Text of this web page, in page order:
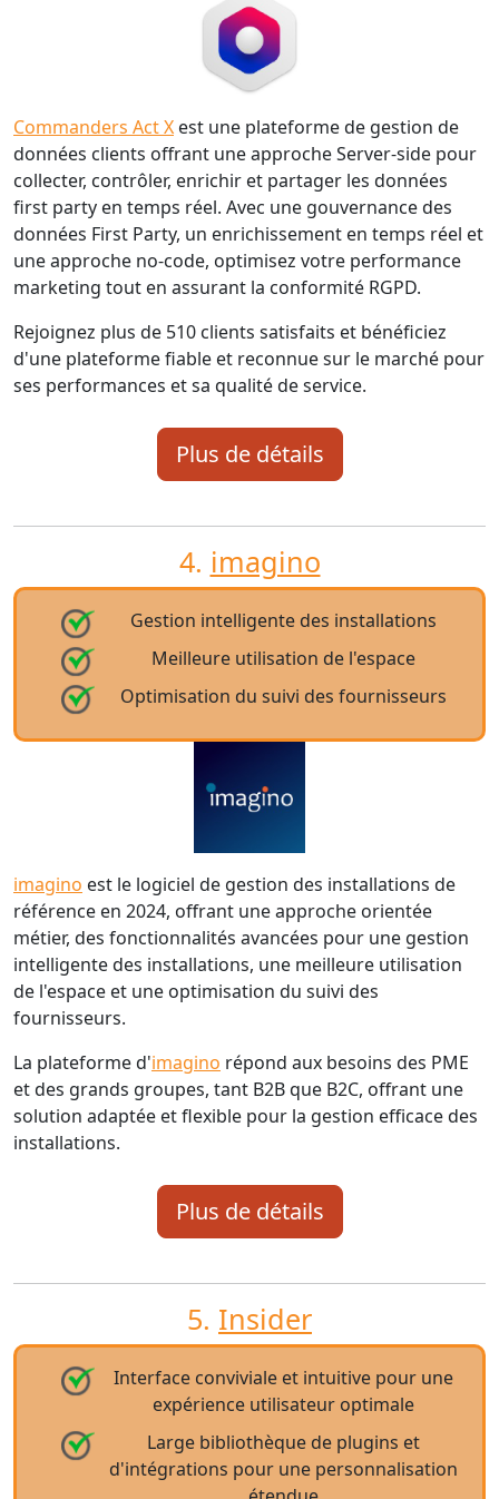
Commanders Act X est une plateforme de gestion de
données clients offrant une approche Server-side pour
collecter, contrôler, enrichir et partager les données
first party en temps réel. Avec une gouvernance des
données First Party, un enrichissement en temps réel et
une approche no-code, optimisez votre performance
marketing tout en assurant la conformité RGPD.
Rejoignez plus de 510 clients satisfaits et bénéficiez
d'une plateforme fiable et reconnue sur le marché pour
ses performances et sa qualité de service.
Plus de détails
4. imagino
Gestion intelligente des installations
Meilleure utilisation de l'espace
Optimisation du suivi des fournisseurs
imagino est le logiciel de gestion des installations de
référence en 2024, offrant une approche orientée
métier, des fonctionnalités avancées pour une gestion
intelligente des installations, une meilleure utilisation
de l'espace et une optimisation du suivi des
fournisseurs.
La plateforme d'imagino répond aux besoins des PME
et des grands groupes, tant B2B que B2C, offrant une
solution adaptée et flexible pour la gestion efficace des
installations.
Plus de détails
5. Insider
Interface conviviale et intuitive pour une
expérience utilisateur optimale
Large bibliothèque de plugins et
d'intégrations pour une personnalisation